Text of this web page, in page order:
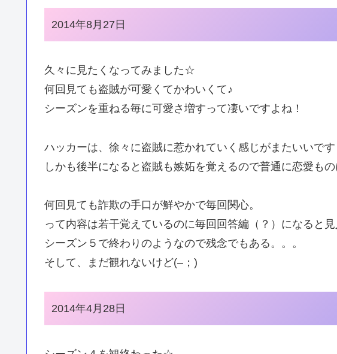
2014年8月27日
久々に見たくなってみました☆
何回見ても盗賊が可愛くてかわいくて♪
シーズンを重ねる毎に可愛さ増すって凄いですよね！
ハッカーは、徐々に盗賊に惹かれていく感じがまたいいです
しかも後半になると盗賊も嫉妬を覚えるので普通に恋愛も
何回見ても詐欺の手口が鮮やかで毎回関心。
って内容は若干覚えているのに毎回回答編（？）になると
シーズン５で終わりのようなので残念でもある。。。
そして、まだ観れないけど(–；)
2014年4月28日